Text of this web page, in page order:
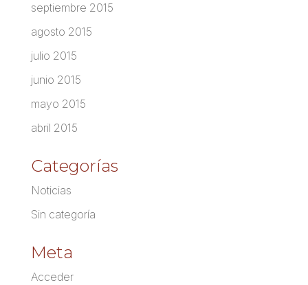
septiembre 2015
agosto 2015
julio 2015
junio 2015
mayo 2015
abril 2015
Categorías
Noticias
Sin categoría
Meta
Acceder